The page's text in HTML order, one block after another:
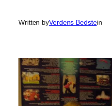
Written byVerdens Bedstein